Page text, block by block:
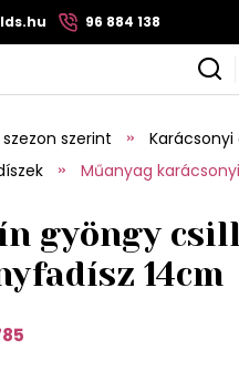
96 884 138
szerint
Műanyag
gyöngy
14cm